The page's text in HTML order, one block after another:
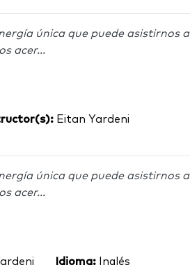
única que puede asistirnos a
acer...
Eitan Yardeni
única que puede asistirnos a
acer...
Idioma: Inglés